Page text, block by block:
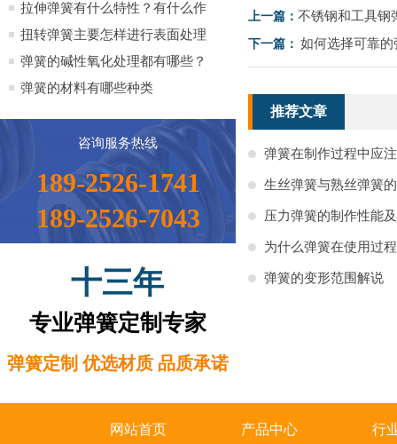
定方法小知识
拉伸弹簧有什么特性？有什么作
用？
扭转弹簧主要怎样进行表面处理
弹簧的碱性氧化处理都有哪些？
弹簧的材料有哪些种类
咨询服务热线
189-2526-1741
189-2526-7043
十三年
专业弹簧定制专家
弹簧定制 优选材质 品质承诺
上一篇： 不锈钢和工具钢
下一篇： 如何选择可靠
推荐文章
弹簧在制作过程中应
生丝弹簧与熟丝弹簧
压力弹簧的制作性能
为什么弹簧在使用过
弹簧的变形范围解说
网站首页 产品中心 行